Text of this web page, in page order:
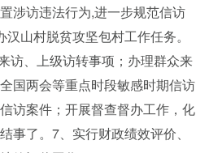
涉访违法行为,进一步规范信访
山村脱贫攻坚包村工作任务。
访、上级访转事项；办理群众来
国两会等重点时段敏感时期信访
访案件；开展督查督办工作，化
事了。7、实行财政绩效评价、